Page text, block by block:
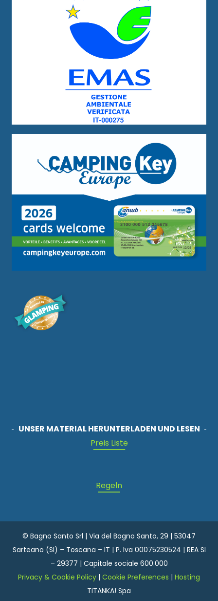
UNSER MATERIAL HERUNTERLADEN UND LESEN
Preis Liste
Regeln
© Bagno Santo Srl | Via del Bagno Santo, 29 | 53047
Sarteano (SI) – Toscana – IT | P. Iva 00075230524 | REA SI
– 29377 | Capitale sociale 600.000
Privacy & Cookie Policy | Cookie Preferences | Hosting
TITANKA! Spa